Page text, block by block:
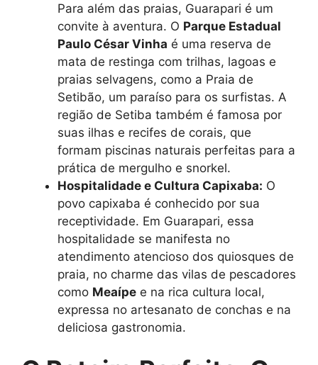
Para além das praias, Guarapari é um
convite à aventura. O Parque Estadual
Paulo César Vinha é uma reserva de
mata de restinga com trilhas, lagoas e
praias selvagens, como a Praia de
Setibão, um paraíso para os surfistas. A
região de Setiba também é famosa por
suas ilhas e recifes de corais, que
formam piscinas naturais perfeitas para a
prática de mergulho e snorkel.
Hospitalidade e Cultura Capixaba: O
povo capixaba é conhecido por sua
receptividade. Em Guarapari, essa
hospitalidade se manifesta no
atendimento atencioso dos quiosques de
praia, no charme das vilas de pescadores
como Meaípe e na rica cultura local,
expressa no artesanato de conchas e na
deliciosa gastronomia.